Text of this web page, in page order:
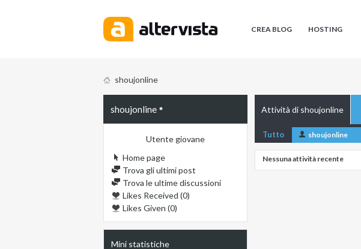
CREA BLOG HOSTING
shoujonline
shoujonline
Utente giovane
Home page
Trova gli ultimi post
Trova le ultime discussioni
Likes Received (0)
Likes Given (0)
Mini statistiche
Attività di shoujonline
Tutto shoujonline
Nessuna attività recente